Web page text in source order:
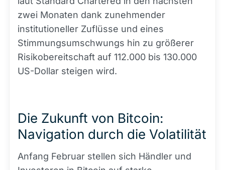
zwei Monaten dank zunehmender
institutioneller Zuflüsse und eines
Stimmungsumschwungs hin zu größerer
Risikobereitschaft auf 112.000 bis 130.000
US-Dollar steigen wird.
Die Zukunft von Bitcoin:
Navigation durch die Volatilität
Anfang Februar stellen sich Händler und